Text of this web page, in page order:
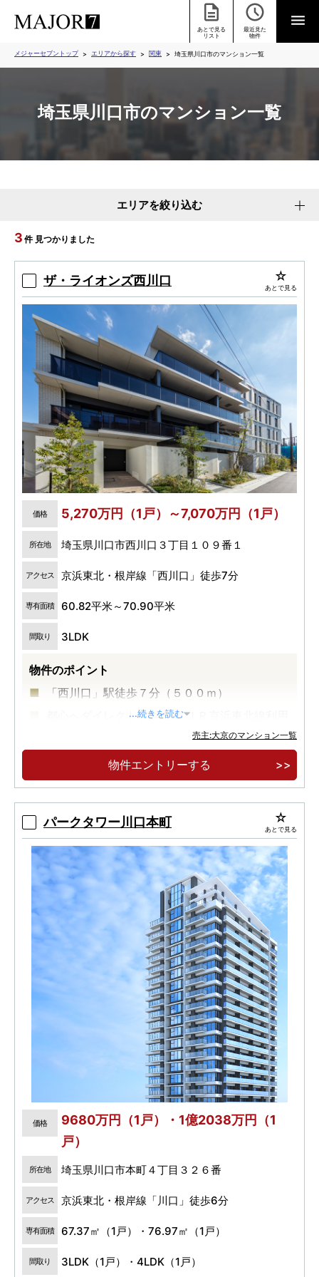
あとで見る
リスト
最近見た
物件
メジャーセブントップ エリアから探す 関東 埼玉県川口市のマンション一覧
埼玉県川口市のマンション一覧
エリアを絞り込む
3 件 見つかりました
ザ・ライオンズ西川口 あとで見る
価格 5,270万円（1戸）～7,070万円（1戸）
所在地 埼玉県川口市西川口３丁目１０９番１
アクセス 京浜東北・根岸線「西川口」徒歩7分
専有面積 60.82平米～70.90平米
間取り 3LDK
物件のポイント
「西川口」駅徒歩７分（５００ｍ）
都心へダイレクトアクセス ＪＲ京浜東北線利用
アリオ川口（８５０ｍ・徒歩１１分）をはじめ
とする川口エリアも生活圏
...続きを読む
売主:大京のマンション一覧
物件エントリーする
パークタワー川口本町 あとで見る
価格
9680万円（1戸）・1億2038万円（1
戸）
所在地 埼玉県川口市本町４丁目３２６番
アクセス 京浜東北・根岸線「川口」徒歩6分
専有面積 67.37㎡（1戸）・76.97㎡（1戸）
間取り 3LDK（1戸）・4LDK（1戸）